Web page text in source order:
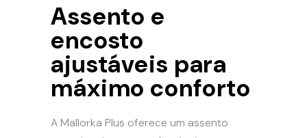
Assento e
encosto
ajustáveis para
máximo conforto
A Mallorka Plus oferece um assento